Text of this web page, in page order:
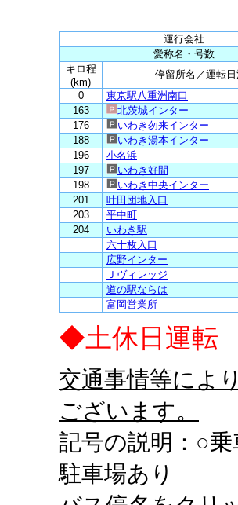
運行会社
愛称名・号数
キロ程
(km)
停留所名／運転
0
東京駅八重洲南口
163
北茨城インター
176
いわき勿来インター
188
いわき湯本インター
196
小名浜
197
いわき好間
198
いわき中央インター
201
叶田団地入口
203
平中町
204
いわき駅
六十枚入口
広野インター
Ｊヴィレッジ
道の駅ならは
富岡営業所
◆土休日運転
交通事情等によ
ございます。
記号の説明：○
駐車場あり